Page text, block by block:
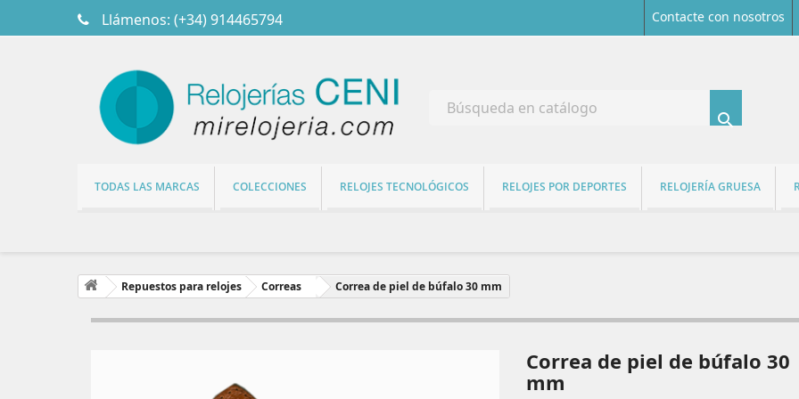
Llámenos: (+34) 914465794 Contacte con nosotros

TODAS LAS MARCAS COLECCIONES RELOJES TECNOLÓGICOS RELOJES POR DEPORTES RELOJERÍA GRUESA
Repuestos para relojes Correas Correa de piel de búfalo 30 mm
Correa de piel de búfalo 30
mm